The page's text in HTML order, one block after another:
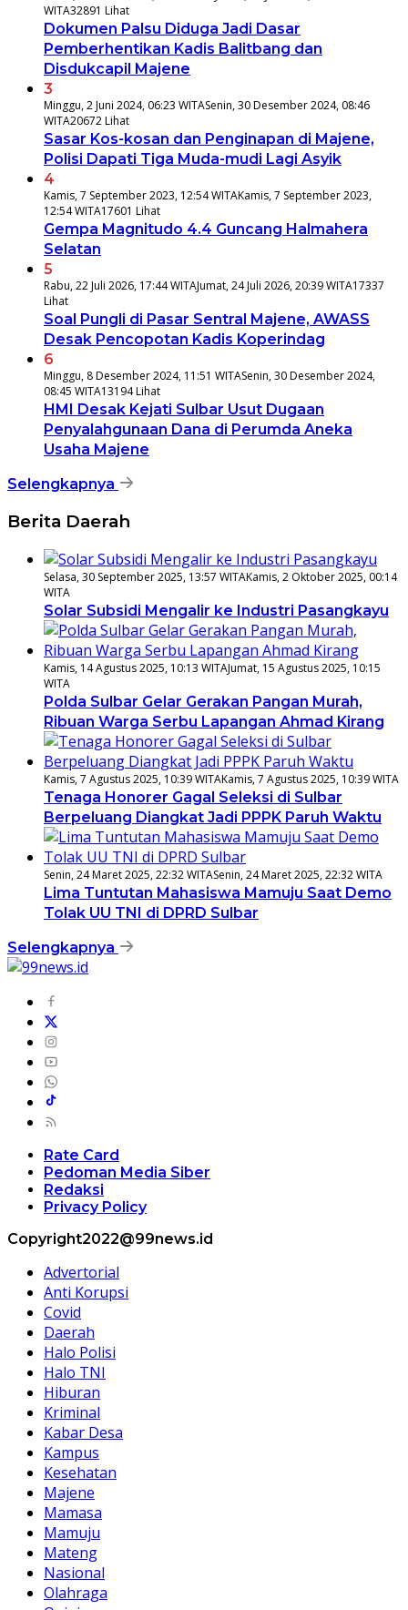
WITA32891 Lihat
Dokumen Palsu Diduga Jadi Dasar
Pemberhentikan Kadis Balitbang dan
Disdukcapil Majene
3
Minggu, 2 Juni 2024, 06:23 WITASenin, 30 Desember 2024, 08:46
WITA20672 Lihat
Sasar Kos-kosan dan Penginapan di Majene,
Polisi Dapati Tiga Muda-mudi Lagi Asyik
4
Kamis, 7 September 2023, 12:54 WITAKamis, 7 September 2023,
12:54 WITA17601 Lihat
Gempa Magnitudo 4.4 Guncang Halmahera
Selatan
5
Rabu, 22 Juli 2026, 17:44 WITAJumat, 24 Juli 2026, 20:39 WITA17337
Lihat
Soal Pungli di Pasar Sentral Majene, AWASS
Desak Pencopotan Kadis Koperindag
6
Minggu, 8 Desember 2024, 11:51 WITASenin, 30 Desember 2024,
08:45 WITA13194 Lihat
HMI Desak Kejati Sulbar Usut Dugaan
Penyalahgunaan Dana di Perumda Aneka
Usaha Majene
Selengkapnya
Berita Daerah
Selasa, 30 September 2025, 13:57 WITAKamis, 2 Oktober 2025, 00:14
WITA
Solar Subsidi Mengalir ke Industri Pasangkayu
Kamis, 14 Agustus 2025, 10:13 WITAJumat, 15 Agustus 2025, 10:15
WITA
Polda Sulbar Gelar Gerakan Pangan Murah,
Ribuan Warga Serbu Lapangan Ahmad Kirang
Kamis, 7 Agustus 2025, 10:39 WITAKamis, 7 Agustus 2025, 10:39 WITA
Tenaga Honorer Gagal Seleksi di Sulbar
Berpeluang Diangkat Jadi PPPK Paruh Waktu
Senin, 24 Maret 2025, 22:32 WITASenin, 24 Maret 2025, 22:32 WITA
Lima Tuntutan Mahasiswa Mamuju Saat Demo
Tolak UU TNI di DPRD Sulbar
Selengkapnya
Rate Card
Pedoman Media Siber
Redaksi
Privacy Policy
Copyright2022@99news.id
Advertorial
Anti Korupsi
Covid
Daerah
Halo Polisi
Halo TNI
Hiburan
Kriminal
Kabar Desa
Kampus
Kesehatan
Majene
Mamasa
Mamuju
Mateng
Nasional
Olahraga